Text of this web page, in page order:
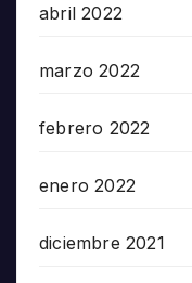
abril 2022
marzo 2022
febrero 2022
enero 2022
diciembre 2021